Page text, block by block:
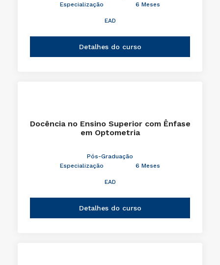
Especialização
6 Meses
EAD
Detalhes do curso
Docência no Ensino Superior com Ênfase
em Optometria
Pós-Graduação
Especialização
6 Meses
EAD
Detalhes do curso